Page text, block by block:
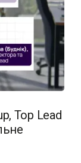
Top Lead